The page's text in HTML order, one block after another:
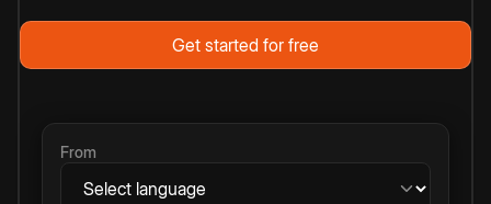
Get started for free
From